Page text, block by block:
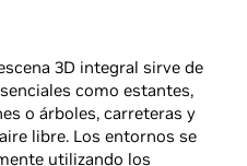
3D integral sirve de
como estantes,
o árboles, carreteras y
libre. Los entornos se
utilizando los